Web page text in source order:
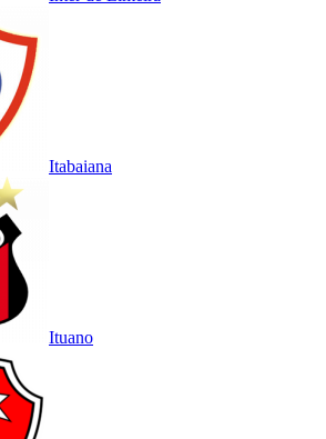
Itabaiana
Ituano